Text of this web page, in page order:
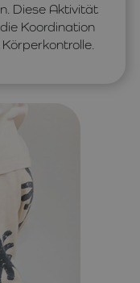
Diese Aktivität
Koordination